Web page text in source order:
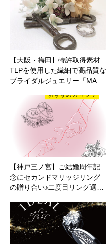
【大阪・梅田】特許取得素材
TLPを使用した繊細で高品質な
ブライダルジュエリー「MA…
【神戸三ノ宮】ご結婚周年記
念にセカンドマリッジリング
の贈り合い♪二度目リング選…